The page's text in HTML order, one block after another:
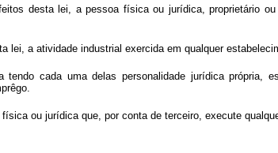
desta lei, a pessoa física ou jurídica, proprietário
lei, a atividade industrial exercida em qualquer
cada uma delas personalidade jurídica
ou jurídica que, por conta de terceiro, execute